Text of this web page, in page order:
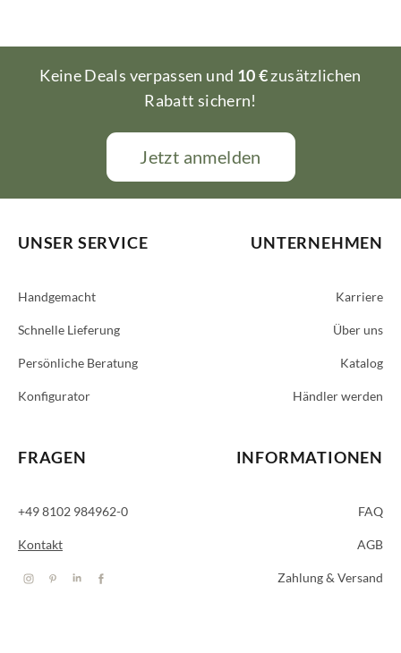
Keine Deals verpassen und 10 €zusätzlichen
Rabatt sichern!
Jetzt anmelden
UNSER SERVICE
Handgemacht
Schnelle Lieferung
Persönliche Beratung
Konfigurator
FRAGEN
+49 8102 984962-0
Kontakt
UNTERNEHMEN
Karriere
Über uns
Katalog
Händler werden
INFORMATIONEN
FAQ
AGB
Zahlung & Versand